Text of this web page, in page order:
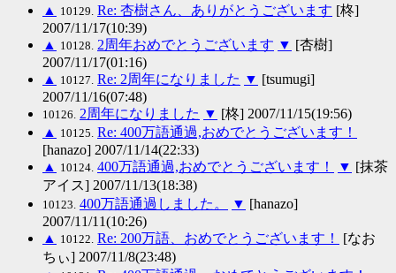
▲ 10129. Re: 杏樹さん、ありがとうございます [柊]
2007/11/17(10:39)
▲ 10128. 2周年おめでとうございます ▼ [杏樹]
2007/11/17(01:16)
▲ 10127. Re: 2周年になりました ▼ [tsumugi]
2007/11/16(07:48)
10126. 2周年になりました ▼ [柊] 2007/11/15(19:56)
▲ 10125. Re: 400万語通過,おめでとうございます！
[hanazo] 2007/11/14(22:33)
▲ 10124. 400万語通過,おめでとうございます！ ▼ [抹茶
アイス] 2007/11/13(18:38)
10123. 400万語通過しました。 ▼ [hanazo]
2007/11/11(10:26)
▲ 10122. Re: 200万語、おめでとうございます！
[なお
ちぃ] 2007/11/8(23:48)